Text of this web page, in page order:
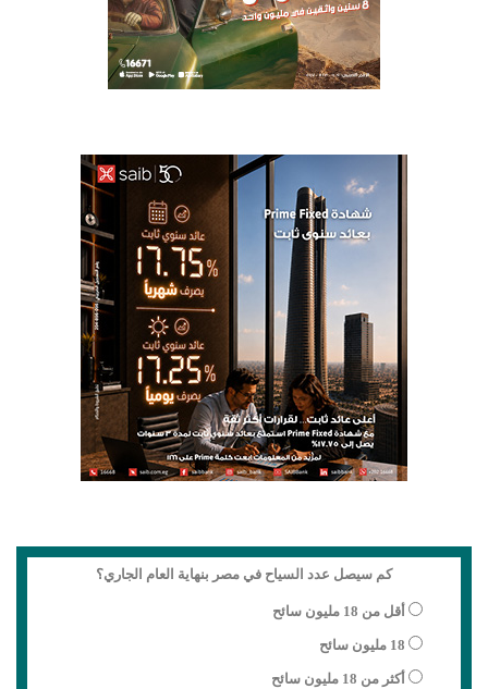
كم سيصل عدد السياح في مصر بنهاية العام الجاري؟
أقل من 18 مليون سائح
18 مليون سائح
أكثر من 18 مليون سائح